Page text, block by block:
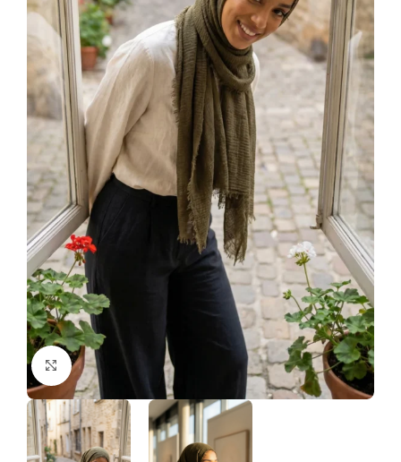
Click to enlarge